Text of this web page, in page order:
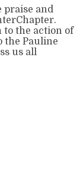
praise and
to the action of
the Pauline
us all